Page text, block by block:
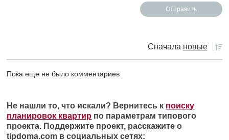
Сначала новые
Пока еще не было комментариев
Не нашли то, что искали? Вернитесь к поиску
планировок квартир по параметрам типового
проекта. Поддержите проект, расскажите о
tipdoma.com в социальных сетях: